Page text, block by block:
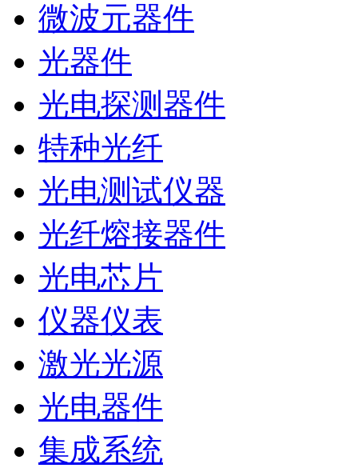
微波元器件
光器件
光电探测器件
特种光纤
光电测试仪器
光纤熔接器件
光电芯片
仪器仪表
激光光源
光电器件
集成系统